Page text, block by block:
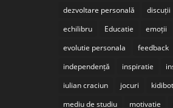
dezvoltare personală
discuții
echilibru
Educatie emoții
evolutie personala
feedback
independență
inspiratie
iulian craciun
jocuri kidibot
mediu de studiu
motivatie